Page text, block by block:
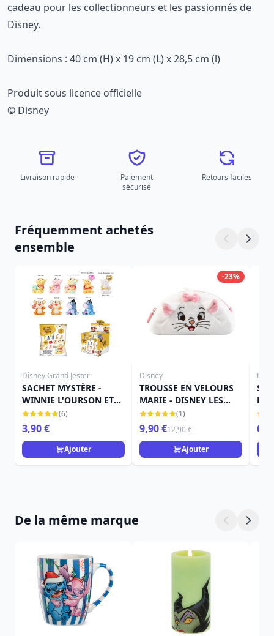
cadeau pour les collectionneurs et les passionnés de
Disney.
Dimensions : 40 cm (H) x 19 cm (L) x 28,5 cm (l)
Produit sous licence officielle
© Disney
Livraison rapide
Paiement
sécurisé
Retours faciles
Fréquemment achetés
ensemble
Disney Grand Jester
SACHET MYSTÈRE -
WINNIE L'OURSON ET
SES AMIS - DISNEY
GRAND JESTER
(6)
3,90 €
Ajouter
-23%
Disney
TROUSSE EN VELOURS
MARIE - DISNEY LES
ARISTOCHATS
(1)
9,90 €12,90 €
Ajouter
ET
De la même marque